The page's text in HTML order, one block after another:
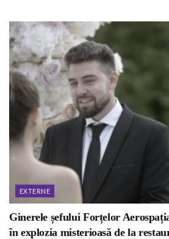
EXTERNE
Ginerele șefului Forțelor
în explozia misterioasă de la